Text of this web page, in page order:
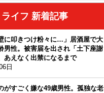
ライフ 新着記事
に叩きつけ粉々に…」居酒屋で大
男性。被害届を出され「土下座謝
あえなく出禁になるまで
日
がすごく嫌な49歳男性。孤独な老